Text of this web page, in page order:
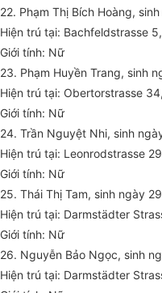
22. Phạm Thị Bích Hoàng,
Hiện trú tại: Bachfeldstrasse
Giới tính: Nữ
23. Phạm Huyền Trang, sinh
Hiện trú tại: Obertorstrasse
Giới tính: Nữ
24. Trần Nguyệt Nhi, sinh
Hiện trú tại: Leonrodstrasse
Giới tính: Nữ
25. Thái Thị Tam, sinh ngày
Hiện trú tại: Darmstädter
Giới tính: Nữ
26. Nguyễn Bảo Ngọc, sinh
Hiện trú tại: Darmstädter